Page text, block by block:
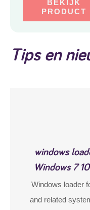
BEKIJK
PRODUCT
Tips en
windows
Windows 7
Windows loader
and related